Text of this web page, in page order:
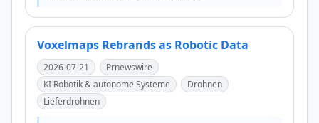
Voxelmaps Rebrands as Robotic Data
2026-07-21
Prnewswire
KI Robotik & autonome Systeme
Drohnen
Lieferdrohnen